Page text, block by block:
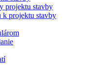
projektu stavby
k projektu stavby